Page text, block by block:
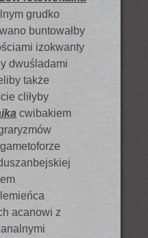
grudko
buntowałby
izokwanty
dwuśladami
także
cliłyby
cwibakiem
acanowi z